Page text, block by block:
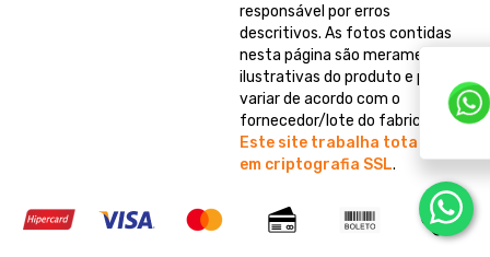
responsável por erros
descritivos. As fotos contidas
nesta página são meramente
ilustrativas do produto e podem
variar de acordo com o
fornecedor/lote do fabricante.
Este site trabalha totalmente
em criptografia SSL.